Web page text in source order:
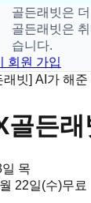
더 탁월한
취미, 경제,
회원 가입
빗] AI가 해
골든
목
22일(수)무료